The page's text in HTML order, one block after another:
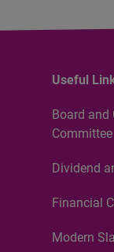
Useful
Board and
Committee
Dividend
Financial
Modern